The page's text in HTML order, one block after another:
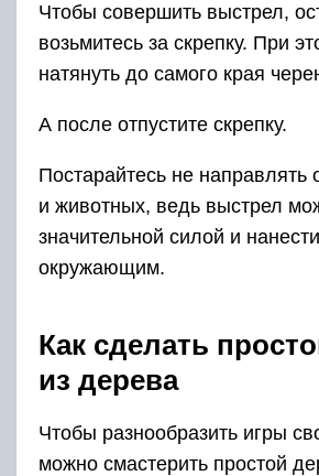
Чтобы совершить выстрел,
возьмитесь за скрепку. При
натянуть до самого края
А после отпустите скрепку.
Постарайтесь не
и животных, ведь выстрел
значительной силой и
окружающим.
Как сделать
из дерева
Чтобы разнообразить игры
можно смастерить простой